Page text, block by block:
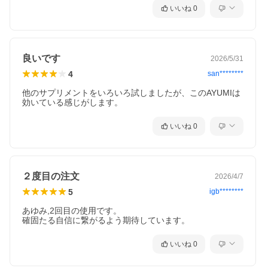
いいね 0
良いです 2026/5/31
4 san********
他のサプリメントをいろいろ試しましたが、このAYUMIは
効いている感じがします。
いいね 0
２度目の注文 2026/4/7
5 igb********
あゆみ,2回目の使用です。
確固たる自信に繋がるよう期待しています。
いいね 0